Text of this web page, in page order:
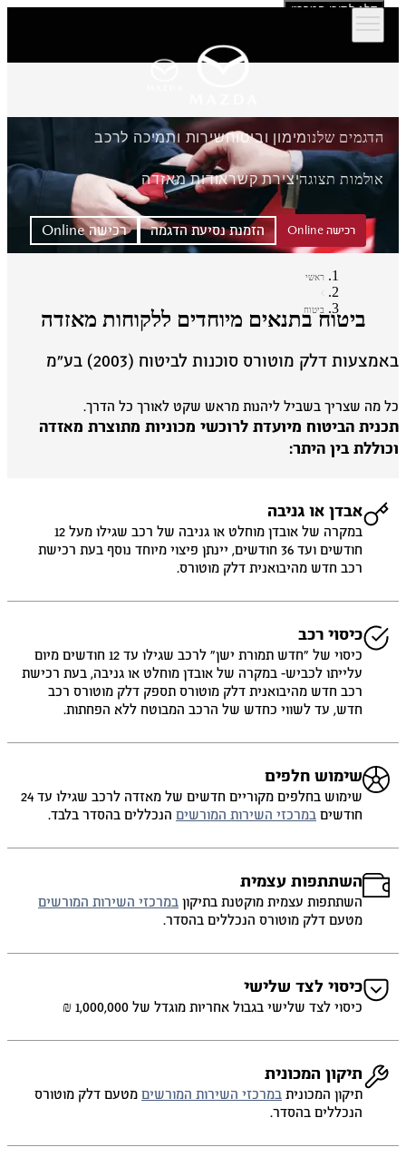
דלג לתוכן המרכזי
הדגמים שלנומימון וביטוחשירות ותמיכה לרכב
אולמות תצוגהיצירת קשראודות מאזדה
רכישה Online הזמנת נסיעת הדגמה רכישה Online
ראשי
ביטוח
ביטוח בתנאים מיוחדים ללקוחות מאזדה
דלק מוטורס סוכנות לביטוח (2003) בע״מ
מה שצריך בשביל ליהנות מראש שקט לאורך כל הדרך.
הביטוח מיועדת לרוכשי מכוניות מתוצרת מאזדה
בין היתר:
אבדן או גניבה
במקרה של אובדן מוחלט או גניבה של רכב שגילו מעל 12
חודשים ועד 36 חודשים, יינתן פיצוי מיוחד נוסף בעת רכישת
רכב חדש מהיבואנית דלק מוטורס.
כיסוי רכב
כיסוי של ״חדש תמורת ישן״ לרכב שגילו עד 12 חודשים מיום
עלייתו לכביש- במקרה של אובדן מוחלט או גניבה, בעת רכישת
רכב חדש מהיבואנית דלק מוטורס תספק דלק מוטורס רכב
חדש, עד לשווי כחדש של הרכב המבוטח ללא הפחתות.
שימוש חלפים
שימוש בחלפים מקוריים חדשים של מאזדה לרכב שגילו עד 24
חודשיםבמרכזי השירות המורשיםהנכללים בהסדר בלבד.
השתתפות עצמית
השתתפות עצמית מוקטנת בתיקוןבמרכזי השירות המורשים
מטעם דלק מוטורס הנכללים בהסדר.
כיסוי לצד שלישי
כיסוי לצד שלישי בגבול אחריות מוגדל של 1,000,000 ₪
תיקון המכונית
תיקון המכוניתבמרכזי השירות המורשיםמטעם דלק מוטורס
הנכללים בהסדר.